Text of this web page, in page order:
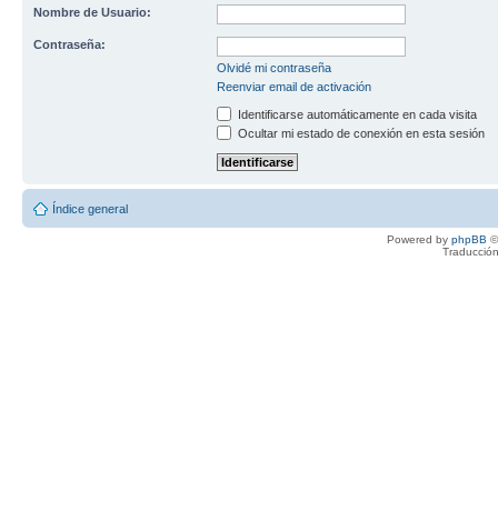
Nombre de Usuario:
Contraseña:
Olvidé mi contraseña
Reenviar email de activación
Identificarse automáticamente en cada visita
Ocultar mi estado de conexión en esta sesión
Índice general
Powered by phpBB